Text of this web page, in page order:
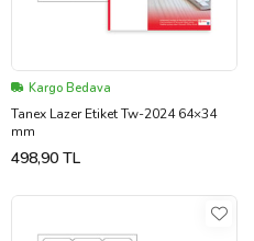
Kargo Bedava
Tanex Lazer Etiket Tw-2024 64×34
mm
498,90 TL